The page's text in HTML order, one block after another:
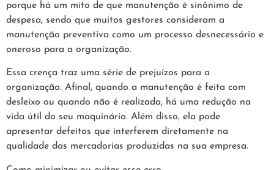
porque há um mito de que manutenção é sinônimo de
despesa, sendo que muitos gestores consideram a
manutenção preventiva como um processo desnecessário e
oneroso para a organização.
Essa crença traz uma série de prejuízos para a
organização. Afinal, quando a manutenção é feita com
desleixo ou quando não é realizada, há uma redução na
vida útil do seu maquinário. Além disso, ela pode
apresentar defeitos que interferem diretamente na
qualidade das mercadorias produzidas na sua empresa.